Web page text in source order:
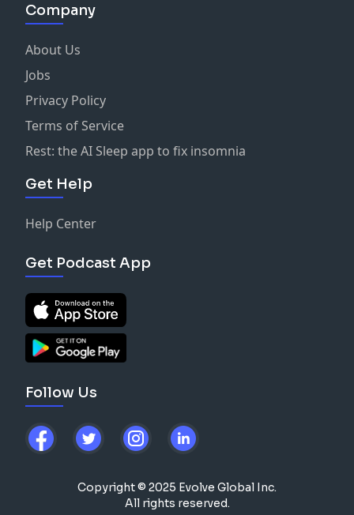
Company
About Us
Jobs
Privacy Policy
Terms of Service
Rest: the AI Sleep app to fix insomnia
Get Help
Help Center
Get Podcast App
Follow Us
Copyright © 2025 Evolve Global Inc.
All rights reserved.